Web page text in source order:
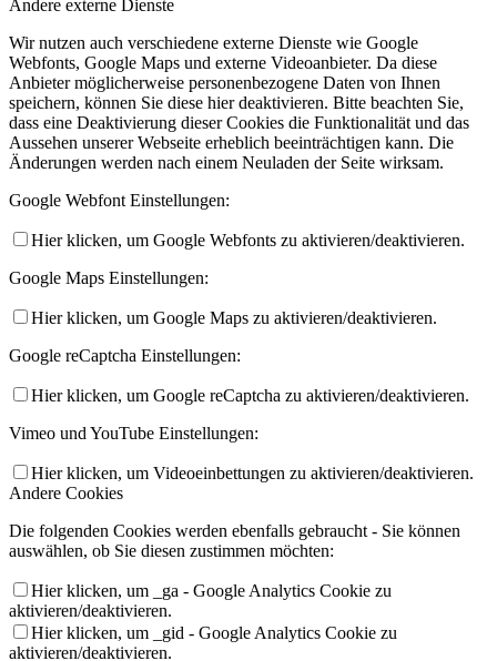
Andere externe Dienste
Wir nutzen auch verschiedene externe Dienste wie Google
Webfonts, Google Maps und externe Videoanbieter. Da diese
Anbieter möglicherweise personenbezogene Daten von Ihnen
speichern, können Sie diese hier deaktivieren. Bitte beachten Sie,
dass eine Deaktivierung dieser Cookies die Funktionalität und das
Aussehen unserer Webseite erheblich beeinträchtigen kann. Die
Änderungen werden nach einem Neuladen der Seite wirksam.
Google Webfont Einstellungen:
Hier klicken, um Google Webfonts zu aktivieren/deaktivieren.
Google Maps Einstellungen:
Hier klicken, um Google Maps zu aktivieren/deaktivieren.
Google reCaptcha Einstellungen:
Hier klicken, um Google reCaptcha zu aktivieren/deaktivieren.
Vimeo und YouTube Einstellungen:
Hier klicken, um Videoeinbettungen zu aktivieren/deaktivieren.
Andere Cookies
Die folgenden Cookies werden ebenfalls gebraucht - Sie können
auswählen, ob Sie diesen zustimmen möchten:
Hier klicken, um _ga - Google Analytics Cookie zu
aktivieren/deaktivieren.
Hier klicken, um _gid - Google Analytics Cookie zu
aktivieren/deaktivieren.